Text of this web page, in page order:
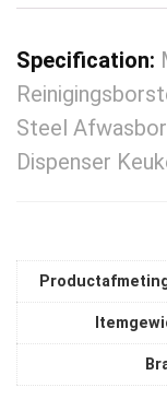
Specification:
Steel
Dispenser